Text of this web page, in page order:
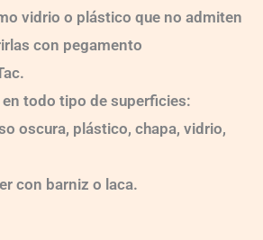
vidrio o plástico que no admiten
con pegamento
en todo tipo de superficies:
oscura, plástico, chapa, vidrio,
con barniz o laca.